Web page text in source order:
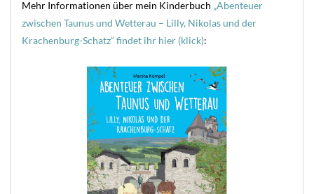
Mehr Informationen über mein Kinderbuch „Abenteuer
zwischen Taunus und Wetterau – Lilly, Nikolas und der
Krachenburg-Schatz“ findet ihr hier (klick):